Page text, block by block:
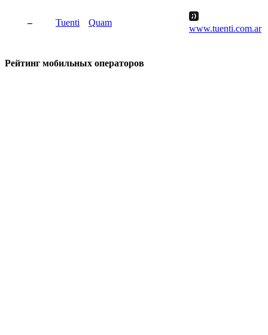
– Tuenti Quam
www.tuenti.com.ar
Рейтинг мобильных операторов